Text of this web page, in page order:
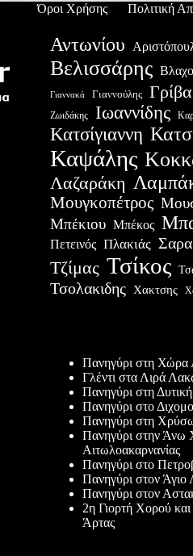
Όροι Χρήσης Πολιτική
Αντωνίου
Βελισσάρης
Γιαννακά Γιαννούλης Γρίβα
Ζωιδάκης Ιωαννίδης
Κατσίγιαννη
Καψάλης
Λαζαράκη
Μουγκοπέτρος
Μπέκιου Μπέκος
Πετεινός Πλακιάς
Τζίμας Τσίκος
Τσολακιδης Χακτσης
Πανηγύρι στη Χώρα
Γλέντι στα Λιρά
Πανηγύρι στη
Πανηγύρι στο
Πανηγύρι στη
Πανηγύρι στην Άνω
Αιτωλοακαρνανίας
Πανηγύρι στο
Πανηγύρι στον
Πανηγύρι στον
2η Γιορτή Χορού
Άρτας